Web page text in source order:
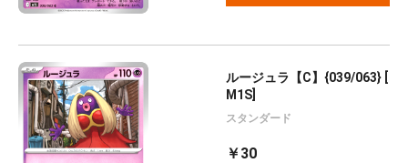
ルージュラ【C】{039/063} [
M1S]
スタンダード
￥30